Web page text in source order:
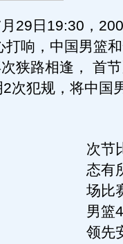
29日19:30，
打响，中国男篮
狭路相逢， 首
次犯规，将中国
次节
态有
场比
男篮
领先